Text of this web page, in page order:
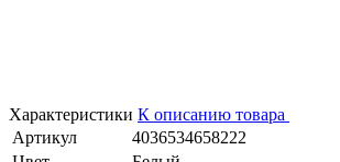
Характеристики К описанию товара
Артикул
4036534658222